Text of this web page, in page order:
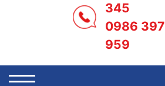
345
0986 397
959